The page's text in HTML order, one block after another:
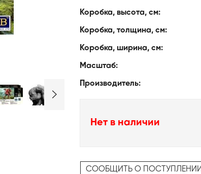
Коробка, высота, см:
Коробка, толщина, см:
Коробка, ширина, см:
Масштаб:
Производитель:
Нет в наличии
СООБЩИТЬ О ПОСТУПЛЕНИИ